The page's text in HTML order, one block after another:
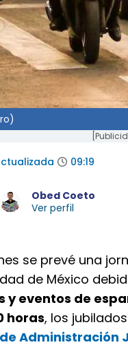
09:19
Obed Coeto
Ver perfil
se prevé una
de México
y eventos de
horas, los
Administración